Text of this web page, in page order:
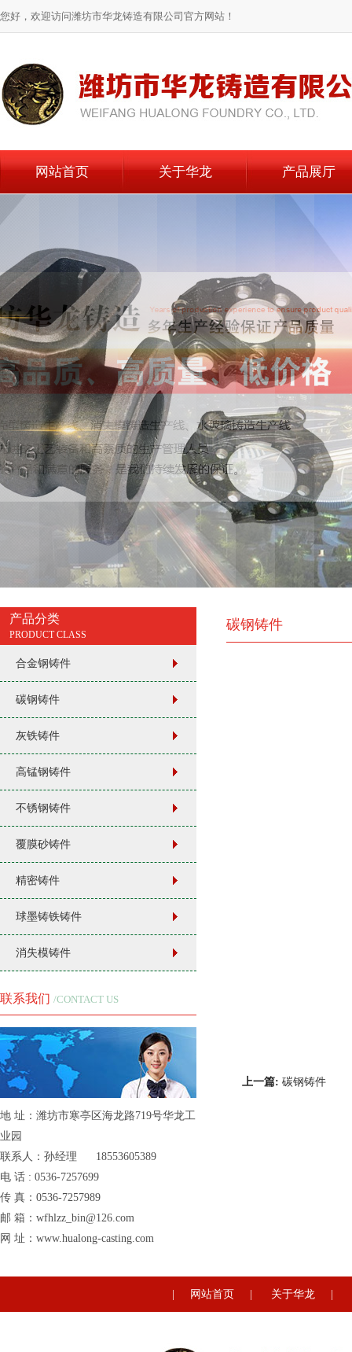
您好，欢迎访问潍坊市华龙铸造有限公司官方网站！
网站首页 关于华龙 产品展厅
产品分类
PRODUCT CLASS
合金钢铸件
碳钢铸件
灰铁铸件
高锰钢铸件
不锈钢铸件
覆膜砂铸件
精密铸件
球墨铸铁铸件
消失模铸件
联系我们 /CONTACT US
地 址：潍坊市寒亭区海龙路719号华龙工
业园
联系人：孙经理 18553605389
电 话 : 0536-7257699
传 真：0536-7257989
邮 箱：wfhlzz_bin@126.com
网 址：www.hualong-casting.com
碳钢铸件
上一篇: 碳钢铸件
网站首页 关于华龙